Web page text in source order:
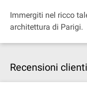
Immergiti nel ricco
architettura di Parigi.
Recensioni clienti